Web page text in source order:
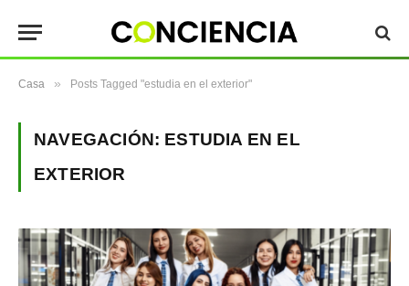
Casa » Posts Tagged "estudia en el exterior"
NAVEGACIÓN: ESTUDIA EN EL
EXTERIOR